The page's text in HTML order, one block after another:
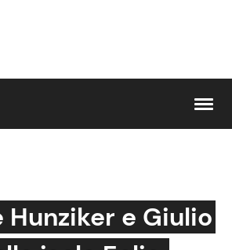
Gossip e TV
Hunziker e Giulio